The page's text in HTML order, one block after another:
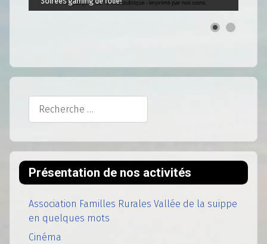
Rechercher
Présentation de nos activités
Association Familles Rurales Vallée de la suippe
en quelques mots
Cinéma